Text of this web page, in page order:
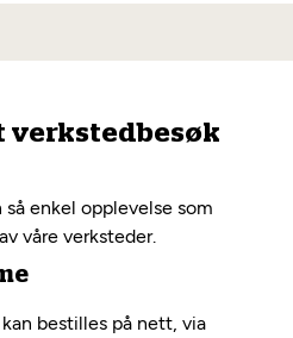
verkstedbesøk
enkel opplevelse som
våre verksteder.
bestilles på nett, via